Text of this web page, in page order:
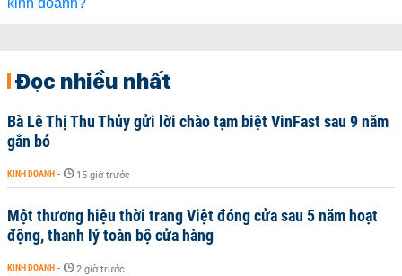
Đọc nhiều nhất
Bà Lê Thị Thu Thủy gửi lời chào tạm biệt VinFast sau 9 năm
gắn bó
KINH DOANH - 15 giờ trước
Một thương hiệu thời trang Việt đóng cửa sau 5 năm hoạt
động, thanh lý toàn bộ cửa hàng
KINH DOANH - 2 giờ trước